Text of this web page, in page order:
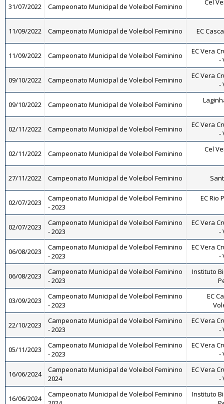
31/07/2022 Campeonato Municipal de Voleibol Feminino Cel
11/09/2022 Campeonato Municipal de Voleibol Feminino EC
11/09/2022 Campeonato Municipal de Voleibol Feminino
EC Vera
-
09/10/2022 Campeonato Municipal de Voleibol Feminino
EC Vera
-
09/10/2022 Campeonato Municipal de Voleibol Feminino
02/11/2022 Campeonato Municipal de Voleibol Feminino
EC Vera
-
02/11/2022 Campeonato Municipal de Voleibol Feminino Cel
27/11/2022 Campeonato Municipal de Voleibol Feminino
02/07/2023
Campeonato Municipal de Voleibol Feminino
- 2023
EC Rio
02/07/2023
Campeonato Municipal de Voleibol Feminino
- 2023
EC Vera
-
06/08/2023
Campeonato Municipal de Voleibol Feminino
- 2023
EC Vera
-
06/08/2023
Campeonato Municipal de Voleibol Feminino
- 2023
Instituto
03/09/2023
Campeonato Municipal de Voleibol Feminino
- 2023
EC
22/10/2023
Campeonato Municipal de Voleibol Feminino
- 2023
EC Vera
-
05/11/2023
Campeonato Municipal de Voleibol Feminino
- 2023
EC Vera
-
16/06/2024
Campeonato Municipal de Voleibol Feminino
2024
EC Vera
-
16/06/2024
Campeonato Municipal de Voleibol Feminino
Instituto